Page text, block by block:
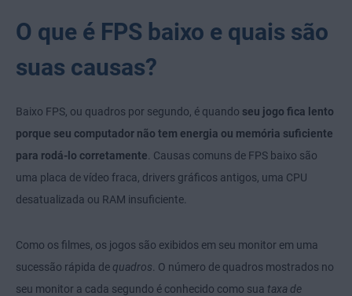
O que é FPS baixo e quais são
suas causas?
Baixo FPS, ou quadros por segundo, é quando seu jogo fica lento
porque seu computador não tem energia ou memória suficiente
para rodá-lo corretamente. Causas comuns de FPS baixo são
uma placa de vídeo fraca, drivers gráficos antigos, uma CPU
desatualizada ou RAM insuficiente.
Como os filmes, os jogos são exibidos em seu monitor em uma
sucessão rápida de quadros. O número de quadros mostrados no
seu monitor a cada segundo é conhecido como sua taxa de